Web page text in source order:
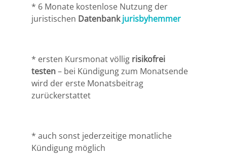
* 6 Monate kostenlose Nutzung der
juristischen Datenbankjurisbyhemmer
* ersten Kursmonat völlig risikofrei
testen– bei Kündigung zum Monatsende
wird der erste Monatsbeitrag
zurückerstattet
* auch sonst jederzeitige monatliche
Kündigung möglich
Wiesbaden